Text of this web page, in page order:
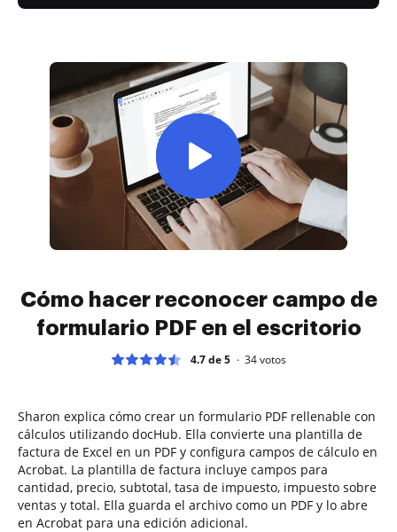
Cómo hacer reconocer campo de
formulario PDF en el escritorio
4.7 de 5 34votos
Sharon explica cómo crear un formulario PDF rellenable con
cálculos utilizando docHub. Ella convierte una plantilla de
factura de Excel en un PDF y configura campos de cálculo en
Acrobat. La plantilla de factura incluye campos para
cantidad, precio, subtotal, tasa de impuesto, impuesto sobre
ventas y total. Ella guarda el archivo como un PDF y lo abre
en Acrobat para una edición adicional.